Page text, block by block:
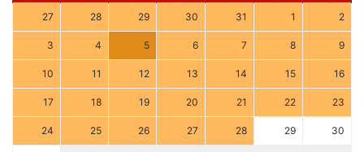
27 28 29 30 31 1 2
3 4 5 6 7 8 9
10 11 12 13 14 15 16
17 18 19 20 21 22 23
24 25 26 27 28 29 30